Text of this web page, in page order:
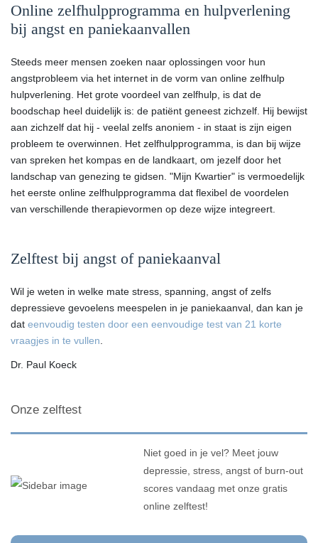
Online zelfhulpprogramma en hulpverlening
bij angst en paniekaanvallen
Steeds meer mensen zoeken naar oplossingen voor hun
angstprobleem via het internet in de vorm van online zelfhulp
hulpverlening. Het grote voordeel van zelfhulp, is dat de
boodschap heel duidelijk is: de patiënt geneest zichzelf. Hij bewijst
aan zichzelf dat hij - veelal zelfs anoniem - in staat is zijn eigen
probleem te overwinnen. Het zelfhulpprogramma, is dan bij wijze
van spreken het kompas en de landkaart, om jezelf door het
landschap van genezing te gidsen. "Mijn Kwartier" is vermoedelijk
het eerste online zelfhulpprogramma dat flexibel de voordelen
van verschillende therapievormen op deze wijze integreert.
Zelftest bij angst of paniekaanval
Wil je weten in welke mate stress, spanning, angst of zelfs
depressieve gevoelens meespelen in je paniekaanval, dan kan je
dat eenvoudig testen door een eenvoudige test van 21 korte
vraagjes in te vullen.
Dr. Paul Koeck
Onze zelftest
Niet goed in je vel? Meet jouw
depressie, stress, angst of burn-out
scores vandaag met onze gratis
online zelftest!